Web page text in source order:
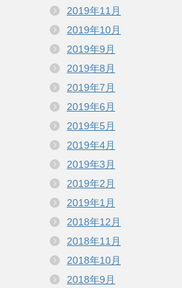
2019年11月
2019年10月
2019年9月
2019年8月
2019年7月
2019年6月
2019年5月
2019年4月
2019年3月
2019年2月
2019年1月
2018年12月
2018年11月
2018年10月
2018年9月